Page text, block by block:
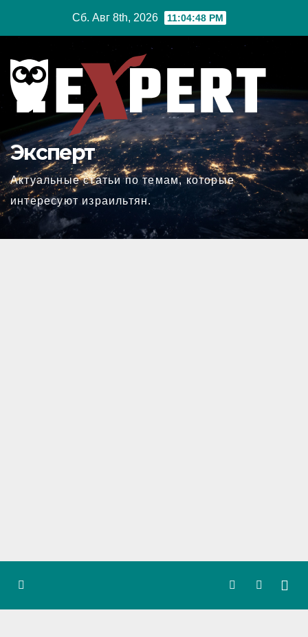
Сб. Авг 8th, 2026 11:04:48 PM
Эксперт
Актуальные статьи по темам, которые
интересуют израильтян.